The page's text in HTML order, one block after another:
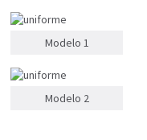
Modelo 1
Modelo 2